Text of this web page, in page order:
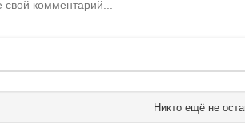
Никто ещё не